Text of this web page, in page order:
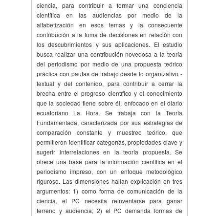
ciencia, para contribuir a formar una conciencia
científica en las audiencias por medio de la
alfabetización en esos temas y la consecuente
contribución a la toma de decisiones en relación con
los descubrimientos y sus aplicaciones. El estudio
busca realizar una contribución novedosa a la teoría
del periodismo por medio de una propuesta teórico
práctica con pautas de trabajo desde lo organizativo -
textual y del contenido, para contribuir a cerrar la
brecha entre el progreso científico y el conocimiento
que la sociedad tiene sobre él, enfocado en el diario
ecuatoriano La Hora. Se trabaja con la Teoría
Fundamentada, caracterizada por sus estrategias de
comparación constante y muestreo teórico, que
permitieron identificar categorías, propiedades clave y
sugerir interrelaciones en la teoría propuesta. Se
ofrece una base para la información científica en el
periodismo impreso, con un enfoque metodológico
riguroso. Las dimensiones hallan explicación en tres
argumentos: 1) como forma de comunicación de la
ciencia, el PC necesita reinventarse para ganar
terreno y audiencia; 2) el PC demanda formas de